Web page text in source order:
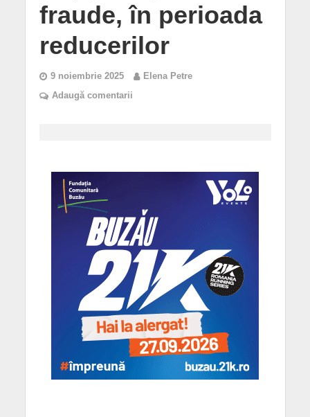
fraude, în perioada
reducerilor
9 noiembrie 2025
Elena Petre
Adaugă comentarii